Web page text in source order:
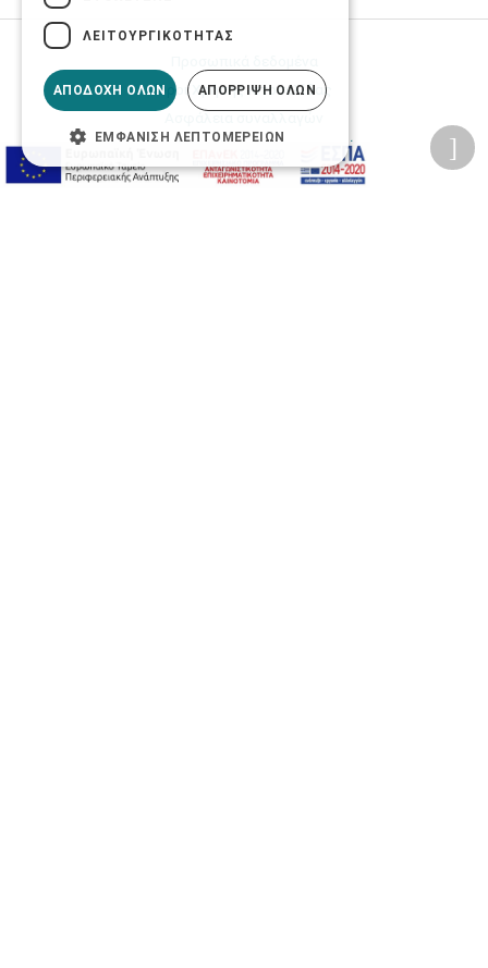
Όροι Χρήσης Ιστοσελίδας
Πολιτική Ασφάλειας Πληροφοριών
ΛΕΙΤΟΥΡΓΙΚΌΤΗΤΑΣ
ΑΠΟΔΟΧΉ ΌΛΩΝ ΑΠΌΡΡΙΨΗ ΌΛΩΝ
ΕΜΦΆΝΙΣΗ ΛΕΠΤΟΜΕΡΕΙΏΝ